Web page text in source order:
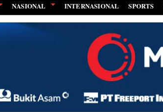
NASIONAL INTERNASIONAL SPORTS